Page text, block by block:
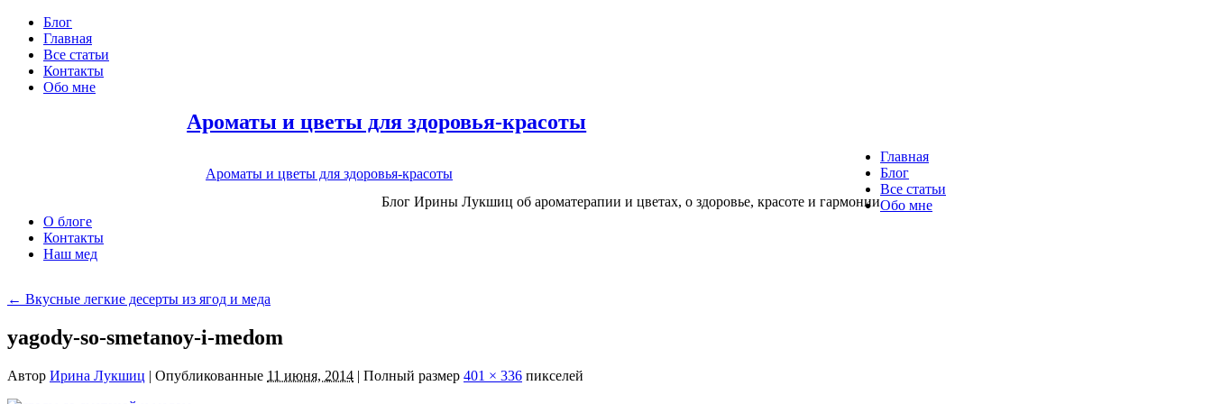
Блог
Главная
Все статьи
Контакты
Обо мне
Ароматы и цветы для здоровья-красоты
Ароматы и цветы для здоровья-красоты
Блог Ирины Лукшиц об ароматерапии и цветах, о здоровье, красоте и гармонии
Главная
Блог
Все статьи
Обо мне
О блоге
Контакты
Наш мед
← Вкусные легкие десерты из ягод и меда
yagody-so-smetanoy-i-medom
Автор Ирина Лукшиц | Опубликованные 11 июня, 2014 | Полный размер 401 × 336 пикселей